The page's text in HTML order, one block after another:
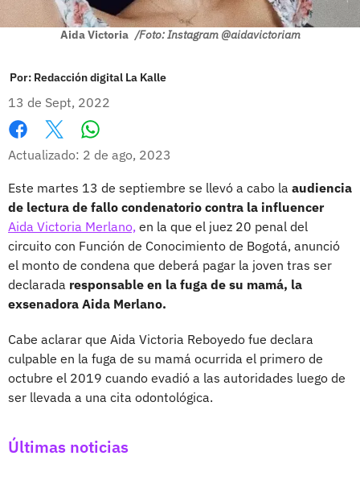
Aida Victoria /Foto: Instagram @aidavictoriam
Por: Redacción digital La Kalle
13 de Sept, 2022
Facebook
X
Actualizado: 2 de ago, 2023
Este martes 13 de septiembre se llevó a cabo la audiencia
de lectura de fallo condenatorio contra la influencer
Aida Victoria Merlano, en la que el juez 20 penal del
circuito con Función de Conocimiento de Bogotá, anunció
el monto de condena que deberá pagar la joven tras ser
declarada responsable en la fuga de su mamá, la
exsenadora Aida Merlano.
Cabe aclarar que Aida Victoria Reboyedo fue declara
culpable en la fuga de su mamá ocurrida el primero de
octubre el 2019 cuando evadió a las autoridades luego de
ser llevada a una cita odontológica.
Últimas noticias